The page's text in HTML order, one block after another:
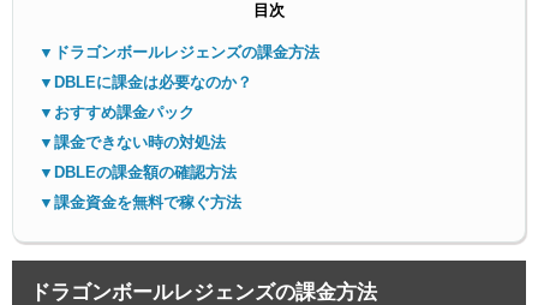
目次
▼ドラゴンボールレジェンズの課金方法
▼DBLEに課金は必要なのか？
▼おすすめ課金パック
▼課金できない時の対処法
▼DBLEの課金額の確認方法
▼課金資金を無料で稼ぐ方法
ドラゴンボールレジェンズの課金方法